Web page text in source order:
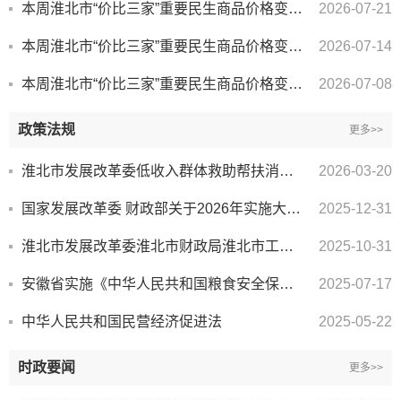
本周淮北市“价比三家”重要民生商品价格变化情况 2026-07-21
本周淮北市“价比三家”重要民生商品价格变化情况 2026-07-14
本周淮北市“价比三家”重要民生商品价格变化情况 2026-07-08
政策法规 更多>>
淮北市发展改革委低收入群体救助帮扶消费性减免政策 2026-03-20
国家发展改革委 财政部关于2026年实施大规模设备更新和消费品以旧换新政策的通知 2025-12-31
淮北市发展改革委淮北市财政局淮北市工业和信息化局关于公布淮北市市级涉企 收费清单（2025年）的通知 2025-10-31
安徽省实施《中华人民共和国粮食安全保障法》办法 2025-07-17
中华人民共和国民营经济促进法 2025-05-22
时政要闻 更多>>